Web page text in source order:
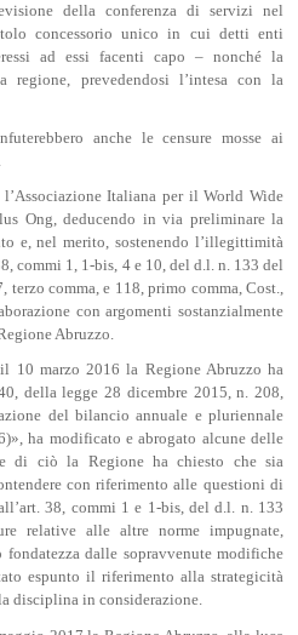
della conferenza di servizi nel
concessorio unico in cui detti enti
ad essi facenti capo – nonché la
regione, prevedendosi l’intesa con la
anche le censure mosse ai
Italiana per il World Wide
Ong, deducendo in via preliminare la
e, nel merito, sostenendo l’illegittimità
commi 1, 1-bis, 4 e 10, del d.l. n. 133 del
comma, e 118, primo comma, Cost.,
con argomenti sostanzialmente
Abruzzo.
10 marzo 2016 la Regione Abruzzo ha
della legge 28 dicembre 2015, n. 208,
del bilancio annuale e pluriennale
ha modificato e abrogato alcune delle
di ciò la Regione ha chiesto che sia
con riferimento alle questioni di
38, commi 1 e 1-bis, del d.l. n. 133
relative alle altre norme impugnate,
dalle sopravvenute modifiche
espunto il riferimento alla strategicità
disciplina in considerazione.